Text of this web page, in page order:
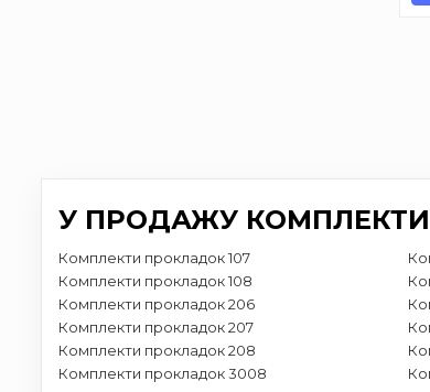
У ПРОДАЖУ КОМПЛЕКТИ
Комплекти прокладок 107
Комплекти прокладок 108
Комплекти прокладок 206
Комплекти прокладок 207
Комплекти прокладок 208
Комплекти прокладок 3008